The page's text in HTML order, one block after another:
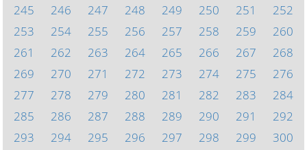
245
246 247 248 249 250 251
252
253
254 255 256 257 258 259
260
261
262 263 264 265 266 267
268
269
270 271 272 273 274 275
276
277
278 279 280 281 282 283
284
285
286 287 288 289 290 291
292
293
294 295 296 297 298 299
300